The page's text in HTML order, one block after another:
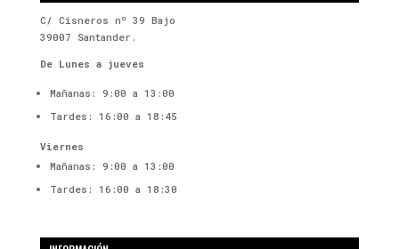
C/ Cisneros nº 39 Bajo
39007 Santander.
De Lunes a jueves
Mañanas: 9:00 a 13:00
Tardes: 16:00 a 18:45
Viernes
Mañanas: 9:00 a 13:00
Tardes: 16:00 a 18:30